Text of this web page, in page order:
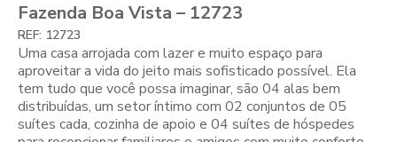
Fazenda Boa Vista – 12723
REF: 12723
Uma casa arrojada com lazer e muito espaço para
aproveitar a vida do jeito mais sofisticado possível. Ela
tem tudo que você possa imaginar, são 04 alas bem
distribuídas, um setor íntimo com 02 conjuntos de 05
suítes cada, cozinha de apoio e 04 suítes de hóspedes